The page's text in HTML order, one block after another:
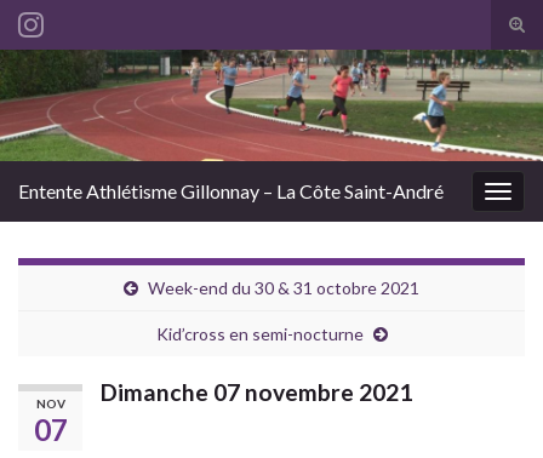
Search for:
Entente Athlétisme Gillonnay – La Côte Saint-André
Week-end du 30 & 31 octobre 2021
Kid’cross en semi-nocturne
NOV
07
Dimanche 07 novembre 2021